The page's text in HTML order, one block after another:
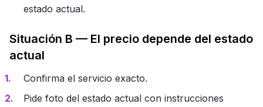
estado actual.
Situación B — El precio depende del estado
actual
Confirma el servicio exacto.
Pide foto del estado actual con instrucciones